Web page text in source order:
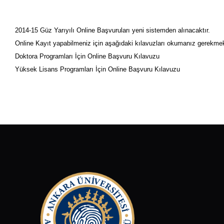
2014-15 Güz Yarıyılı Online Başvuruları yeni sistemden alınacaktır.
Online Kayıt yapabilmeniz için aşağıdaki kılavuzları okumanız
Doktora Programları İçin Online Başvuru Kılavuzu
Yüksek Lisans Programları İçin Online Başvuru Kılavuzu